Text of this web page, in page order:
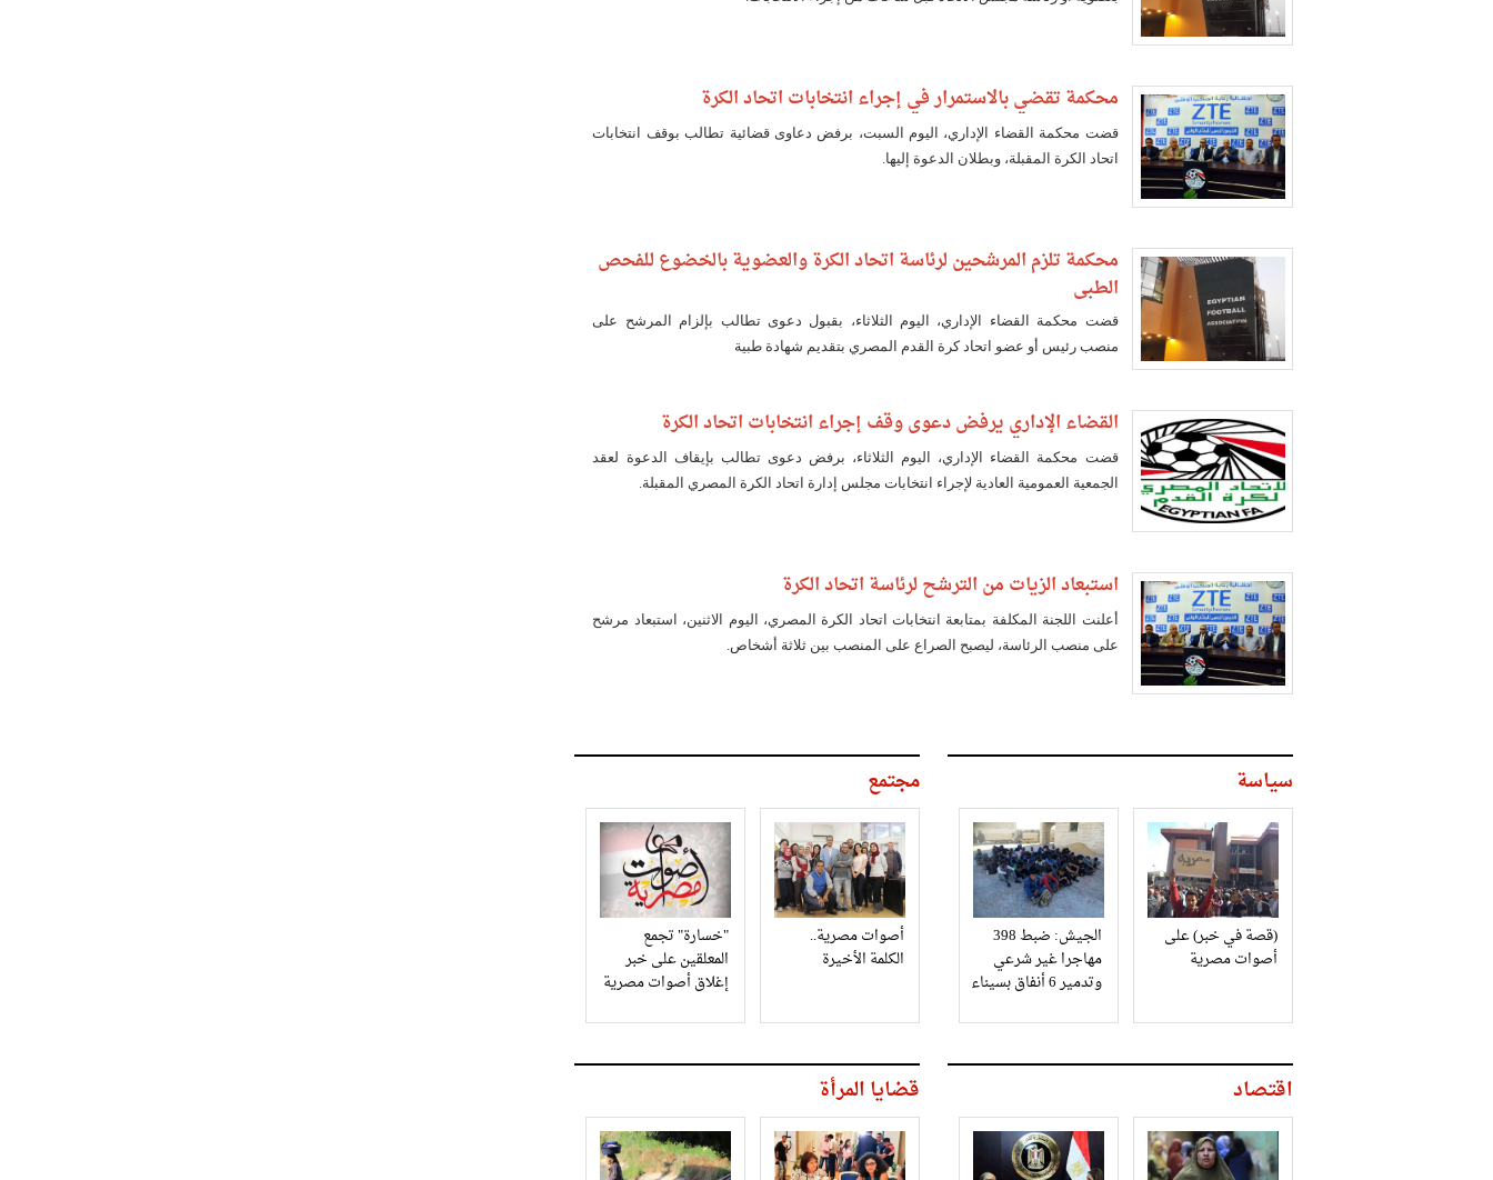
محكمة تقضي بالاستمرار في إجراء انتخابات اتحاد الكرة
قضت محكمة القضاء الإداري، اليوم السبت، برفض دعاوى قضائية تطالب بوقف انتخابات
اتحاد الكرة المقبلة، وبطلان الدعوة إليها.
محكمة تلزم المرشحين لرئاسة اتحاد الكرة والعضوية بالخضوع للفحص
الطبي
قضت محكمة القضاء الإداري، اليوم الثلاثاء، بقبول دعوى تطالب بإلزام المرشح على
منصب رئيس أو عضو اتحاد كرة القدم المصري بتقديم شهادة طبية
القضاء الإداري يرفض دعوى وقف إجراء انتخابات اتحاد الكرة
قضت محكمة القضاء الإداري، اليوم الثلاثاء، برفض دعوى تطالب بإيقاف الدعوة لعقد
الجمعية العمومية العادية لإجراء انتخابات مجلس إدارة اتحاد الكرة المصري المقبلة.
استبعاد الزيات من الترشح لرئاسة اتحاد الكرة
أعلنت اللجنة المكلفة بمتابعة انتخابات اتحاد الكرة المصري، اليوم الاثنين، استبعاد مرشح
على منصب الرئاسة، ليصبح الصراع على المنصب بين ثلاثة أشخاص.
سياسة
(قصة في خبر) على
أصوات مصرية
الجيش: ضبط 398
مهاجرا غير شرعي
وتدمير 6 أنفاق بسيناء
مجتمع
أصوات مصرية..
الكلمة الأخيرة
"خسارة" تجمع
المعلقين على خبر
إغلاق أصوات مصرية
اقتصاد قضايا المرأة